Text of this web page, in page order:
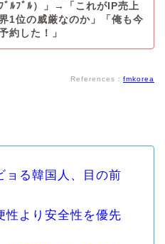
ﾌﾞﾙﾌﾞﾙ）」→「これがIP売上
1位の威厳なのか」「俺も今
約した！」
References： fmkorea
ョる韓国人、目の前
性より安全性を優先